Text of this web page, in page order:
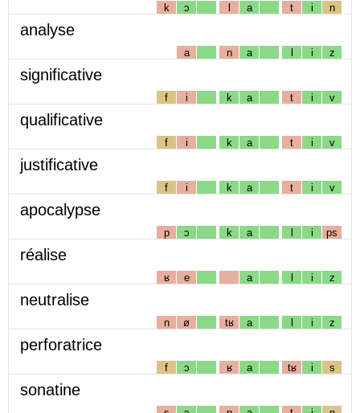
k ɔ l a t i n
analyse
a n a l i z
significative
f i k a t i v
qualificative
f i k a t i v
justificative
f i k a t i v
apocalypse
p ɔ k a l i ps
réalise
ʁ e a l i z
neutralise
n ø tʁ a l i z
perforatrice
f ɔ ʁ a tʁ i s
sonatine